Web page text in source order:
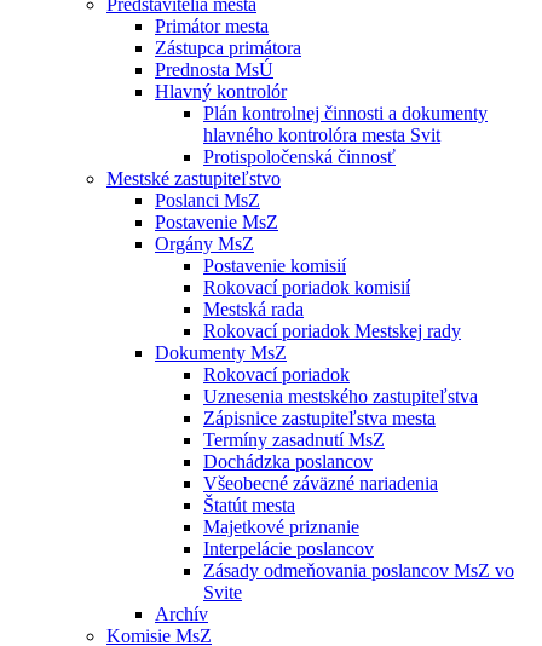
Predstavitelia mesta
Primátor mesta
Zástupca primátora
Prednosta MsÚ
Hlavný kontrolór
Plán kontrolnej činnosti a dokumenty
hlavného kontrolóra mesta Svit
Protispoločenská činnosť
Mestské zastupiteľstvo
Poslanci MsZ
Postavenie MsZ
Orgány MsZ
Postavenie komisií
Rokovací poriadok komisií
Mestská rada
Rokovací poriadok Mestskej rady
Dokumenty MsZ
Rokovací poriadok
Uznesenia mestského zastupiteľstva
Zápisnice zastupiteľstva mesta
Termíny zasadnutí MsZ
Dochádzka poslancov
Všeobecné záväzné nariadenia
Štatút mesta
Majetkové priznanie
Interpelácie poslancov
Zásady odmeňovania poslancov MsZ vo
Svite
Archív
Komisie MsZ